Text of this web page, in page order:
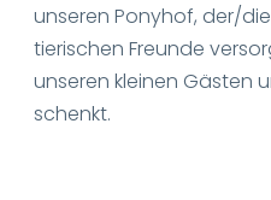
unseren Ponyhof, der/
tierischen Freunde
unseren kleinen Gästen
schenkt.